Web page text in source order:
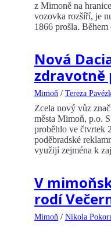
z Mimoně na
vozovka rozšíří, je
1866 prošla.
Nová
zdravotně
Mimoň / Tereza
Zcela nový vůz
města Mimoň, p.o.
proběhlo ve čtvrtek
poděbradské
využijí zejména k
V
rodí
Mimoň / Nikola